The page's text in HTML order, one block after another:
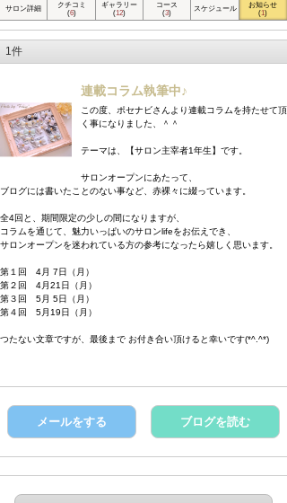
サロン詳細
クチコミ
(6)
ギャラリー
(12)
コース
(3)
スケジュール
お知らせ
(1)
1件
連載コラム執筆中♪
この度、ポセナビさんより連載コラムを持たせて頂
く事になりました、＾＾
テーマは、【サロン主宰者1年生】です。
サロンオープンにあたって、
ブログには書いたことのない事など、赤裸々に綴っています。
全4回と、期間限定の少しの間になりますが、
コラムを通じて、魅力いっぱいのサロンlifeをお伝えでき、
サロンオープンを迷われている方の参考になったら嬉しく思います。
第１回 4月 7日（月）
第２回 4月21日（月）
第３回 5月 5日（月）
第４回 5月19日（月）
つたない文章ですが、最後まで お付き合い頂けると幸いです(*^.^*)
メールをする ブログを読む